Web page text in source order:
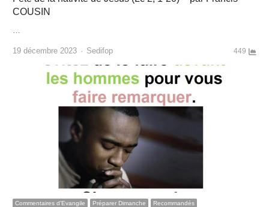
COUSIN
19 décembre 2023 Author
Sedifop 449
Commentaires d'Evangile Préparer Dimanche Recommandés